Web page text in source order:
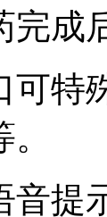
完成
可特
音提